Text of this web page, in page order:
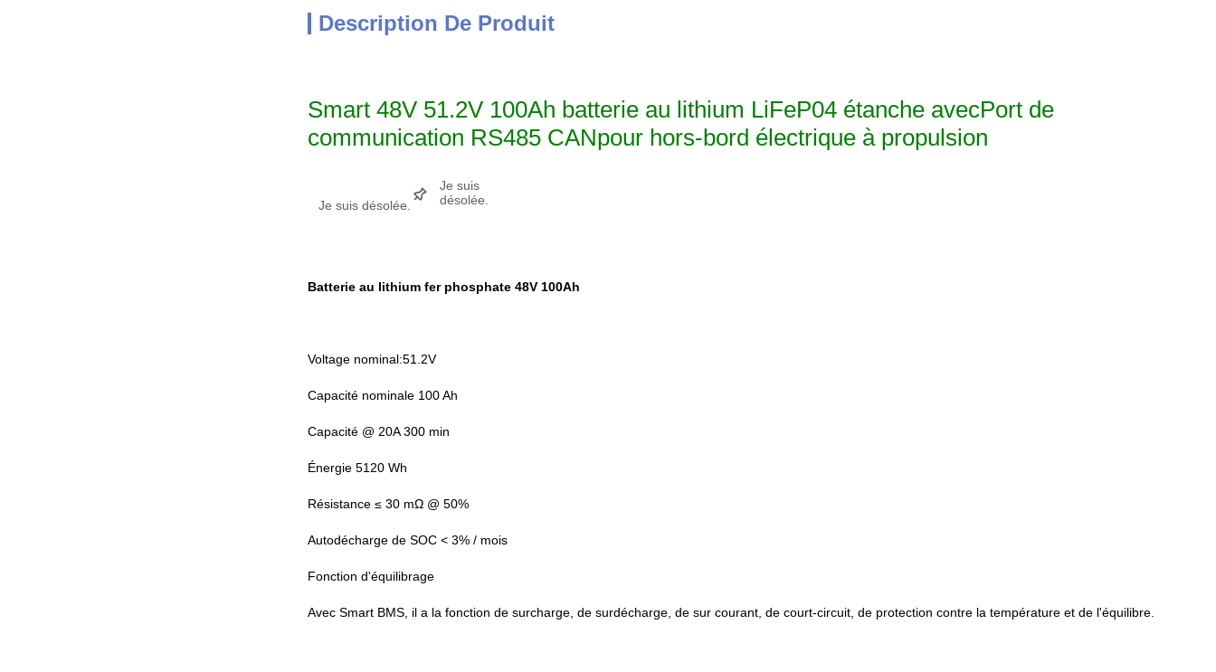
Description De Produit
Smart 48V 51.2V 100Ah batterie au lithium LiFeP04 étanche avecPort de
communication RS485 CANpour hors-bord électrique à propulsion
Je suis désolée.
Je suis
désolée.
Batterie au lithium fer phosphate 48V 100Ah
Voltage nominal:51.2V
Capacité nominale 100 Ah
Capacité @ 20A 300 min
Énergie 5120 Wh
Résistance ≤ 30 mΩ @ 50%
Autodécharge de SOC < 3% / mois
Fonction d'équilibrage
Avec Smart BMS, il a la fonction de surcharge, de surdécharge, de sur courant, de court-circuit, de protection contre la température et de l'équilibre.